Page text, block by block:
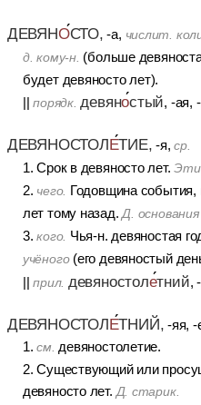
ДЕВЯНОСТО, -а, числит.
д. кому-н. (больше
будет девяносто лет).
||порядк. девяностый, -ая,
ДЕВЯНОСТОЛЕТИЕ, -я,ср.
1. Срок в девяносто лет.Эти
2. чего. Годовщина
лет тому назад.Д. основания
3.кого. Чья-н. девяностая
учёного(его девяностый
||прил. девяностолетний,
ДЕВЯНОСТОЛЕТНИЙ, -яя, -
1.см. девяностолетие.
2. Существующий или
девяносто лет. Д. старик.